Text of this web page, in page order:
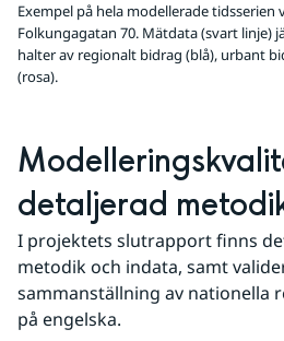
Exempel på hela modellerade
Folkungagatan 70. Mätdata (svart linje)
halter av regionalt bidrag (blå), urbant
(rosa).
detaljerad
I projektets slutrapport finns
metodik och indata, samt
sammanställning av nationella
på engelska.